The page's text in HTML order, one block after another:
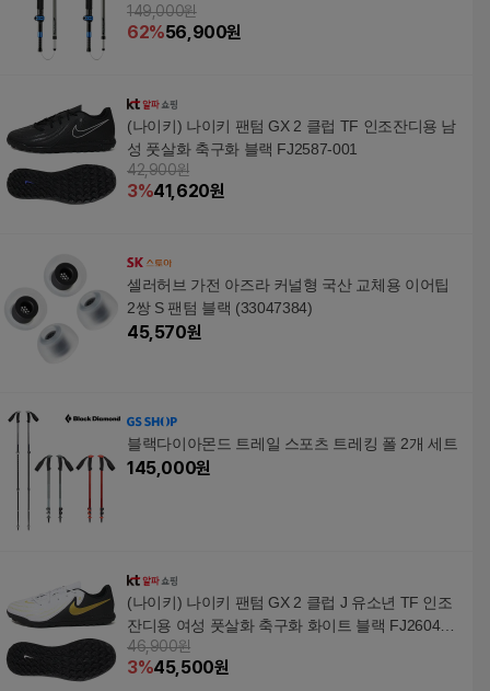
149,000원
62%56,900원
(나이키) 나이키 팬텀 GX 2 클럽 TF 인조잔디용 남
성 풋살화 축구화 블랙 FJ2587-001
42,900원
3%41,620원
셀러허브 가전 아즈라 커널형 국산 교체용 이어팁
2쌍 S 팬텀 블랙 (33047384)
45,570원
블랙다이아몬드 트레일 스포츠 트레킹 폴 2개 세트
145,000원
(나이키) 나이키 팬텀 GX 2 클럽 J 유소년 TF 인조
잔디용 여성 풋살화 축구화 화이트 블랙 FJ2604-1
00
46,900원
3%45,500원